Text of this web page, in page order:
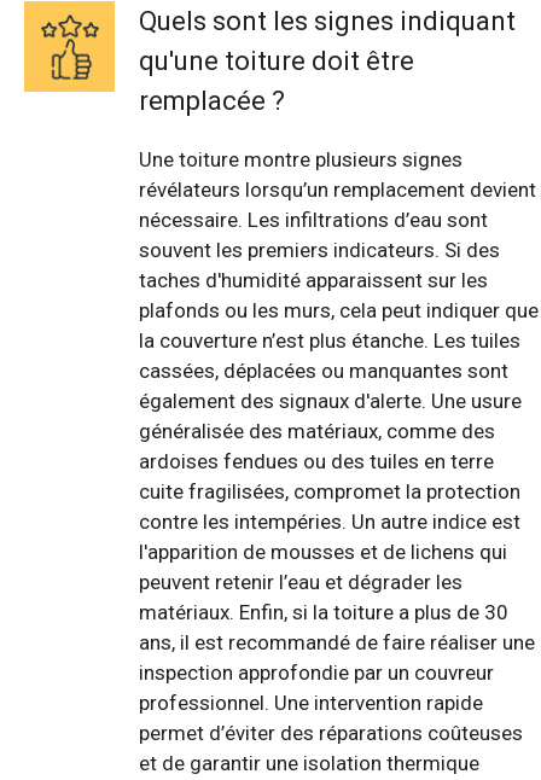
Quels sont les signes indiquant
qu'une toiture doit être
remplacée ?
Une toiture montre plusieurs signes
révélateurs lorsqu’un remplacement devient
nécessaire. Les infiltrations d’eau sont
souvent les premiers indicateurs. Si des
taches d'humidité apparaissent sur les
plafonds ou les murs, cela peut indiquer que
la couverture n’est plus étanche. Les tuiles
cassées, déplacées ou manquantes sont
également des signaux d'alerte. Une usure
généralisée des matériaux, comme des
ardoises fendues ou des tuiles en terre
cuite fragilisées, compromet la protection
contre les intempéries. Un autre indice est
l'apparition de mousses et de lichens qui
peuvent retenir l’eau et dégrader les
matériaux. Enfin, si la toiture a plus de 30
ans, il est recommandé de faire réaliser une
inspection approfondie par un couvreur
professionnel. Une intervention rapide
permet d’éviter des réparations coûteuses
et de garantir une isolation thermique